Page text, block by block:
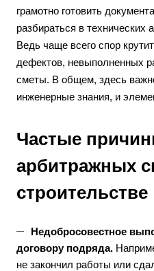
грамотно готовить
разбираться в технических
Ведь чаще всего спор
дефектов, невыполненных
сметы. В общем, здесь
инженерные знания, и
Частые
арбитражных
строительстве
Недобросовестное
договору подряда.
не закончил работы или